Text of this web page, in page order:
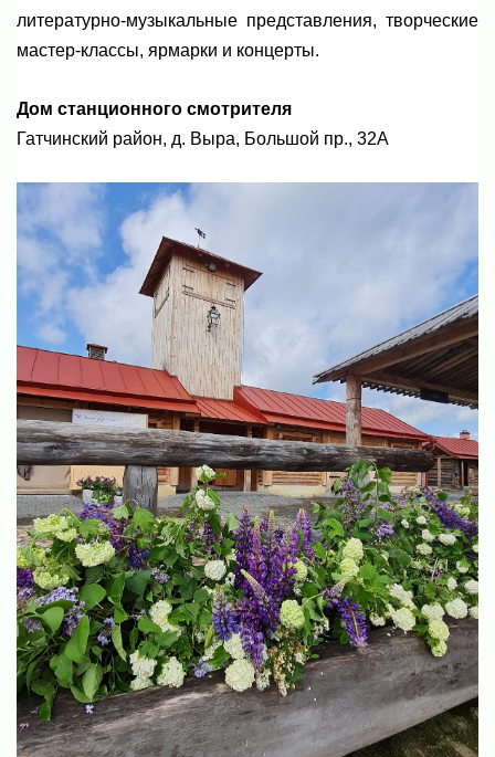
литературно-музыкальные представления, творческие
мастер-классы, ярмарки и концерты.
Дом станционного смотрителя
Гатчинский район, д. Выра, Большой пр., 32А